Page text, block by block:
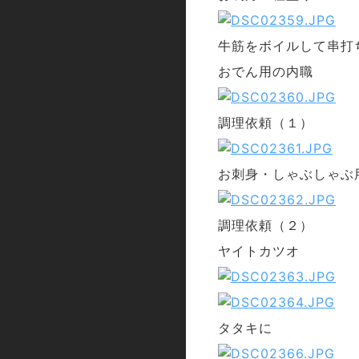
牛筋をボイルして串打
おでん用の内職
調理依頼（１）
お刺身・しゃぶしゃぶ
調理依頼（２）
ヤイトカツオ
タタキに